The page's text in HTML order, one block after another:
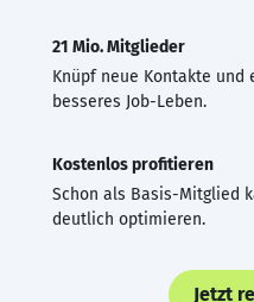
21 Mio. Mitglieder
Knüpf neue Kontakte
besseres Job-Leben.
Kostenlos profitieren
Schon als Basis-Mitglied
deutlich optimieren.
Jetzt